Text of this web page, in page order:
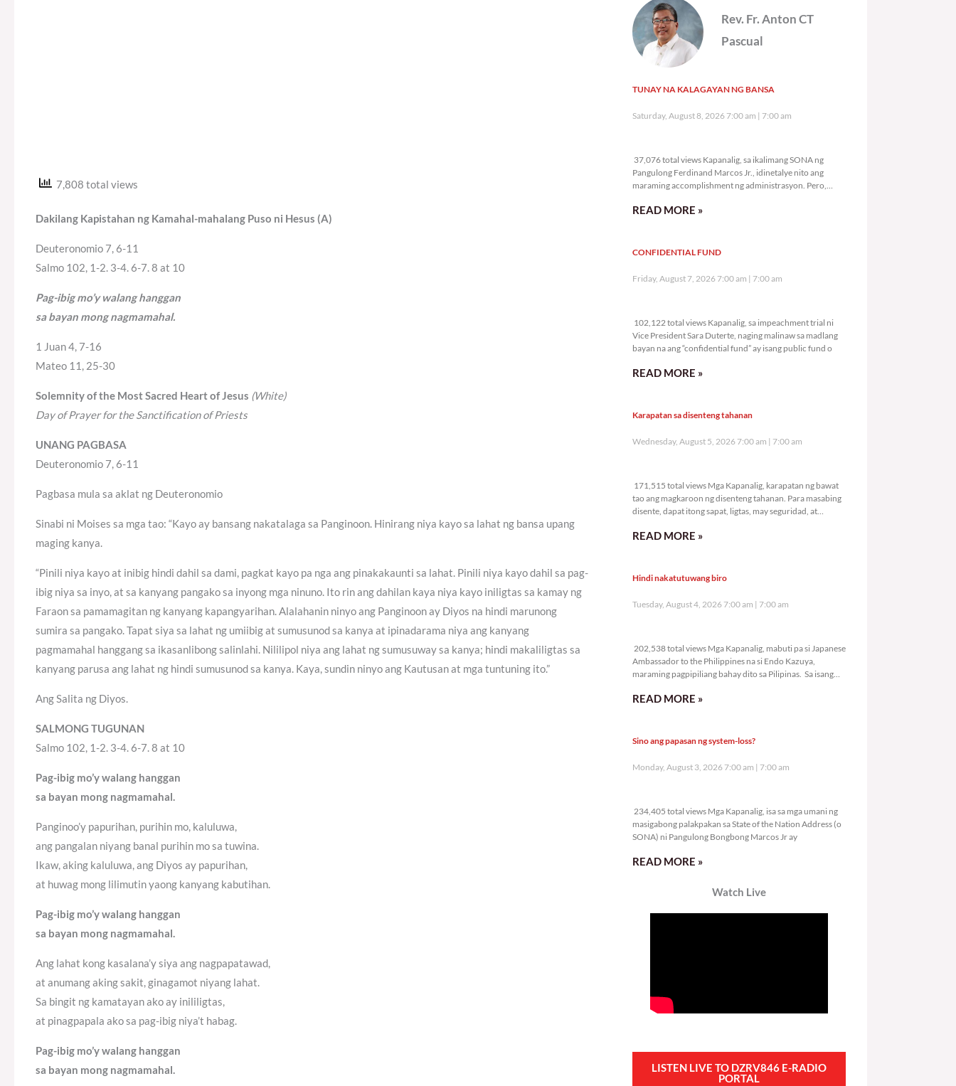
7,808 total views
Dakilang Kapistahan ng Kamahal-mahalang Puso ni Hesus (A)
Deuteronomio 7, 6-11
Salmo 102, 1-2. 3-4. 6-7. 8 at 10
Pag-ibig mo’y walang hanggan
sa bayan mong nagmamahal.
1 Juan 4, 7-16
Mateo 11, 25-30
Solemnity of the Most Sacred Heart of Jesus (White)
Day of Prayer for the Sanctification of Priests
UNANG PAGBASA
Deuteronomio 7, 6-11
Pagbasa mula sa aklat ng Deuteronomio
Sinabi ni Moises sa mga tao: “Kayo ay bansang nakatalaga sa Panginoon. Hinirang niya kayo sa lahat ng bansa upang
maging kanya.
“Pinili niya kayo at inibig hindi dahil sa dami, pagkat kayo pa nga ang pinakakaunti sa lahat. Pinili niya kayo dahil sa pag-
ibig niya sa inyo, at sa kanyang pangako sa inyong mga ninuno. Ito rin ang dahilan kaya niya kayo iniligtas sa kamay ng
Faraon sa pamamagitan ng kanyang kapangyarihan. Alalahanin ninyo ang Panginoon ay Diyos na hindi marunong
sumira sa pangako. Tapat siya sa lahat ng umiibig at sumusunod sa kanya at ipinadarama niya ang kanyang
pagmamahal hanggang sa ikasanlibong salinlahi. Nililipol niya ang lahat ng sumusuway sa kanya; hindi makaliligtas sa
kanyang parusa ang lahat ng hindi sumusunod sa kanya. Kaya, sundin ninyo ang Kautusan at mga tuntuning ito.”
Ang Salita ng Diyos.
SALMONG TUGUNAN
Salmo 102, 1-2. 3-4. 6-7. 8 at 10
Pag-ibig mo’y walang hanggan
sa bayan mong nagmamahal.
Panginoo’y papurihan, purihin mo, kaluluwa,
ang pangalan niyang banal purihin mo sa tuwina.
Ikaw, aking kaluluwa, ang Diyos ay papurihan,
at huwag mong lilimutin yaong kanyang kabutihan.
Pag-ibig mo’y walang hanggan
sa bayan mong nagmamahal.
Ang lahat kong kasalana’y siya ang nagpapatawad,
at anumang aking sakit, ginagamot niyang lahat.
Sa bingit ng kamatayan ako ay inililigtas,
at pinagpapala ako sa pag-ibig niya’t habag.
Pag-ibig mo’y walang hanggan
sa bayan mong nagmamahal.
Rev. Fr. Anton CT
Pascual
TUNAY NA KALAGAYAN NG BANSA
Saturday, August 8, 2026 7:00 am 7:00 am
37,076 total views Kapanalig, sa ikalimang SONA ng
Pangulong Ferdinand Marcos Jr., idinetalye nito ang
maraming accomplishment ng administrasyon. Pero,
READ MORE »
CONFIDENTIAL FUND
Friday, August 7, 2026 7:00 am 7:00 am
102,122 total views Kapanalig, sa impeachment trial ni
Vice President Sara Duterte, naging malinaw sa madlang
bayan na ang “confidential fund” ay isang public fund o
READ MORE »
Karapatan sa disenteng tahanan
Wednesday, August 5, 2026 7:00 am 7:00 am
171,515 total views Mga Kapanalig, karapatan ng bawat
tao ang magkaroon ng disenteng tahanan. Para masabing
disente, dapat itong sapat, ligtas, may seguridad, at
READ MORE »
Hindi nakatutuwang biro
Tuesday, August 4, 2026 7:00 am 7:00 am
202,538 total views Mga Kapanalig, mabuti pa si Japanese
Ambassador to the Philippines na si Endo Kazuya,
maraming pagpipiliang bahay dito sa Pilipinas. Sa isang
READ MORE »
Sino ang papasan ng system-loss?
Monday, August 3, 2026 7:00 am 7:00 am
234,405 total views Mga Kapanalig, isa sa mga umani ng
masigabong palakpakan sa State of the Nation Address (o
SONA) ni Pangulong Bongbong Marcos Jr ay
READ MORE »
Watch Live
LISTEN LIVE TO DZRV846 E-RADIO
PORTAL